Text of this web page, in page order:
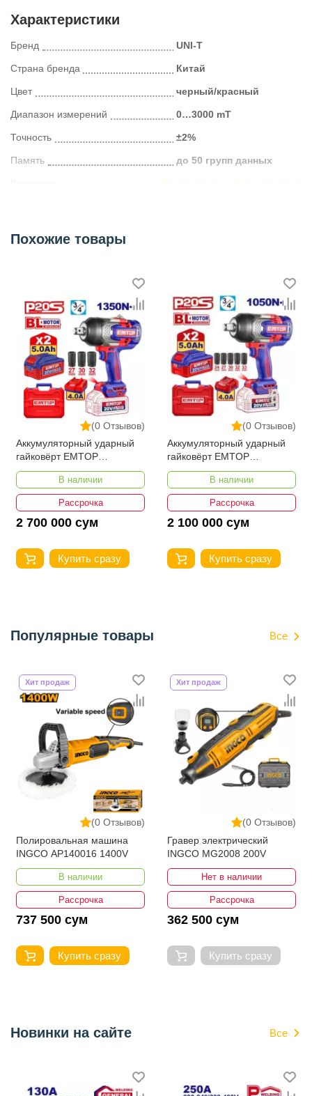
Характеристики
Бренд UNI-T
Страна бренда Китай
Цвет черный/красный
Диапазон измерений 0…3000 mT
Точность ±2%
Память до 50 групп данных
Измерительный инструмент
Похожие товары
(0 Отзывов)
Аккумуляторный ударный
гайковёрт EMTOP
ECIWL20135
В наличии
Рассрочка
2 700 000 сум
Купить сразу
(0 Отзывов)
Аккумуляторный ударный
гайковёрт EMTOP
ECIWL20105
В наличии
Рассрочка
2 100 000 сум
Купить сразу
Популярные товары Все
(0 Отзывов)
Хит продаж
Полировальная машина
INGCO AP140016 1400V
В наличии
Рассрочка
737 500 сум
Купить сразу
(0 Отзывов)
Хит продаж
Гравер электрический
INGCO MG2008 200V
Нет в наличии
Рассрочка
362 500 сум
Купить сразу
Новинки на сайте Все